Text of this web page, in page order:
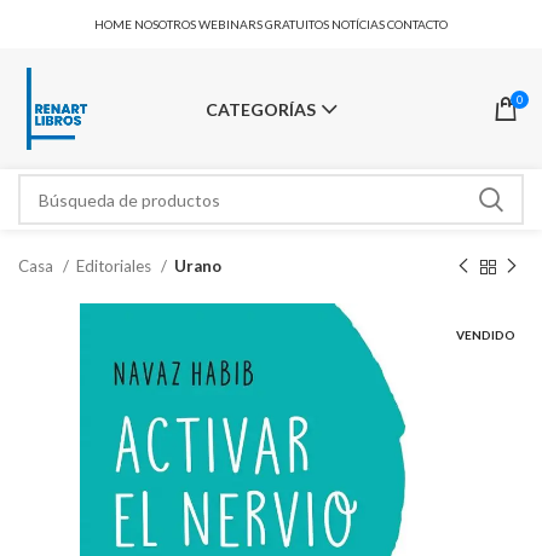
HOME NOSOTROSWEBINARS GRATUITOS NOTÍCIASCONTACTO
CATEGORÍAS 0
Casa Editoriales Urano
VENDIDO